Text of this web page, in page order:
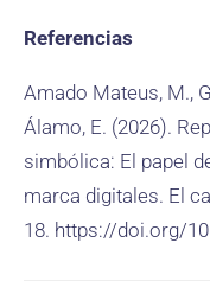
Referencias
Amado Mateus, M.,
Álamo, E. (2026).
simbólica: El papel
marca digitales. El
18. https://doi.org/